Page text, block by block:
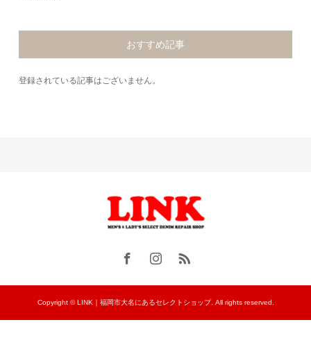
おすすめ記事
登録されている記事はございません。
Copyright © LINK｜福岡市大名にあるセレクトショップ. All rights reserved.